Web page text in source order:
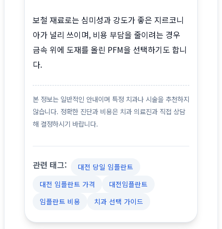
보철 재료로는 심미성과 강도가 좋은 지르코니
아가 널리 쓰이며, 비용 부담을 줄이려는 경우
금속 위에 도재를 올린 PFM을 선택하기도 합니
다.
본 정보는 일반적인 안내이며 특정 치과나 시술을 추천하지
않습니다. 정확한 진단과 비용은 치과 의료진과 직접 상담
해 결정하시기 바랍니다.
관련 태그:
대전 당일 임플란트
대전 임플란트 가격
대전임플란트
임플란트 비용
치과 선택 가이드